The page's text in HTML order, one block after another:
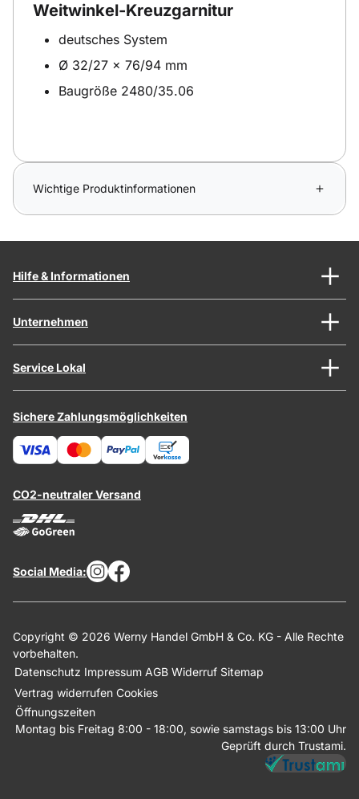
Weitwinkel-Kreuzgarnitur
deutsches System
Ø 32/27 x 76/94 mm
Baugröße 2480/35.06
Wichtige Produktinformationen
Hilfe & Informationen
Unternehmen
Service Lokal
Sichere Zahlungsmöglichkeiten
CO2-neutraler Versand
Social Media:
Copyright © 2026 Werny Handel GmbH & Co. KG - Alle Rechte
vorbehalten.
Datenschutz Impressum AGB Widerruf Sitemap
Vertrag widerrufen Cookies
Öffnungszeiten
Montag bis Freitag 8:00 - 18:00, sowie samstags bis 13:00 Uhr
Geprüft durch Trustami.